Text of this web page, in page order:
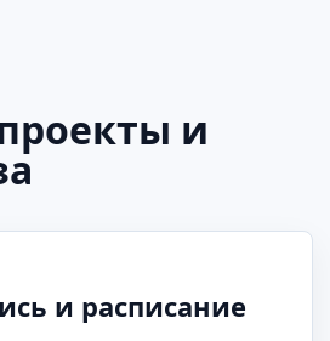
и
и расписание